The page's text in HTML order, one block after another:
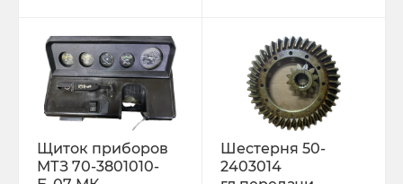
Щиток приборов
МТЗ 70-3801010-
Шестерня 50-
2403014